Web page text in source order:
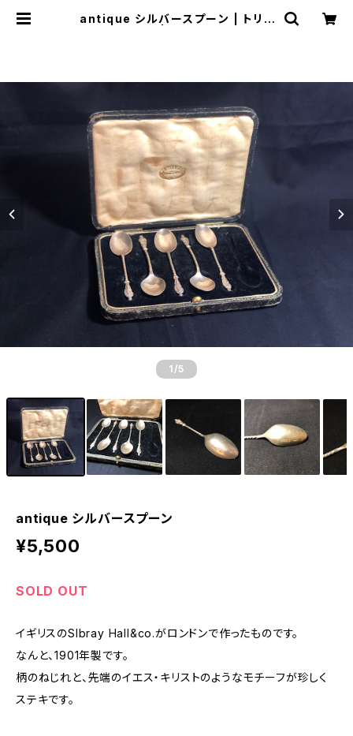
antique シルバースプーン | トリノ
1 /5
antique シルバースプーン
¥5,500
SOLD OUT
イギリスのSlbray Hall&co.がロンドンで作ったものです。
なんと、1901年製です。
柄のねじれと、先端のイエス・キリストのようなモチーフが珍しく
ステキです。